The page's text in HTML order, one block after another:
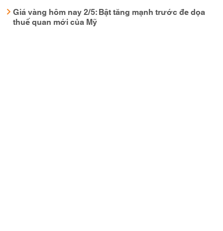
Giá vàng hôm nay 2/5: Bật tăng mạnh trước đe dọa
thuế quan mới của Mỹ